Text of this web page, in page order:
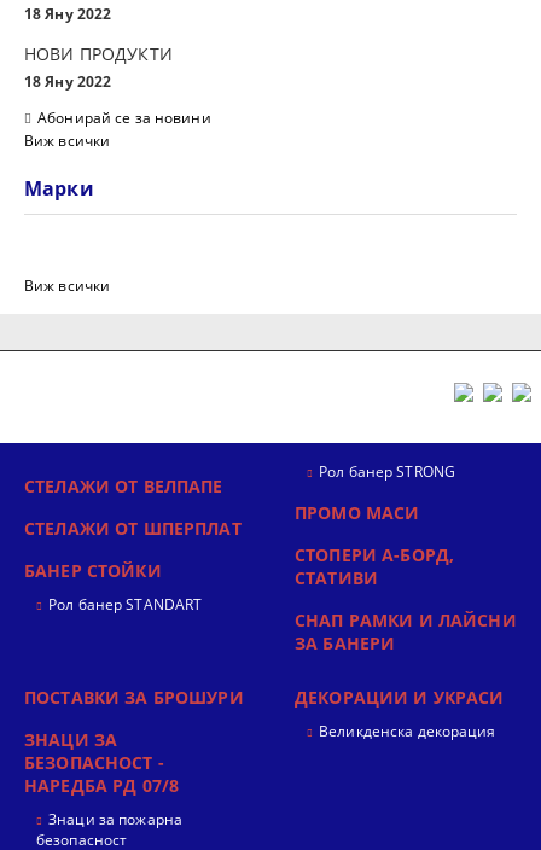
18 Яну 2022
НОВИ ПРОДУКТИ
18 Яну 2022
Абонирай се за новини
Виж всички
Марки
Виж всички
СТЕЛАЖИ ОТ ВЕЛПАПЕ
СТЕЛАЖИ ОТ ШПЕРПЛАТ
БАНЕР СТОЙКИ
Рол банер STANDART
Рол банер STRONG
ПРОМО МАСИ
СТОПЕРИ А-БОРД,
СТАТИВИ
СНАП РАМКИ И ЛАЙСНИ
ЗА БАНЕРИ
ПОСТАВКИ ЗА БРОШУРИ
ЗНАЦИ ЗА
БЕЗОПАСНОСТ -
НАРЕДБА РД 07/8
Знаци за пожарна
безопасност
ДЕКОРАЦИИ И УКРАСИ
Великденска декорация